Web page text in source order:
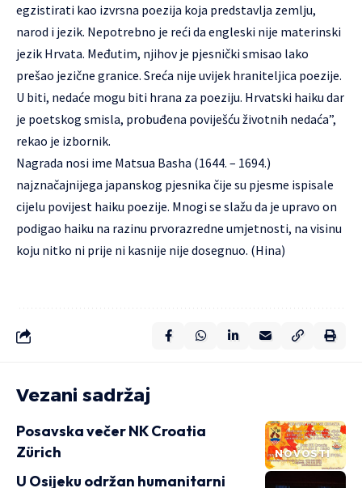
egzistirati kao izvrsna poezija koja predstavlja zemlju,
narod i jezik. Nepotrebno je reći da engleski nije materinski
jezik Hrvata. Međutim, njihov je pjesnički smisao lako
prešao jezične granice. Sreća nije uvijek hraniteljica poezije.
U biti, nedaće mogu biti hrana za poeziju. Hrvatski haiku dar
je poetskog smisla, probuđena poviješću životnih nedaća”,
rekao je izbornik.
Nagrada nosi ime Matsua Basha (1644. – 1694.)
najznačajnijega japanskog pjesnika čije su pjesme ispisale
cijelu povijest haiku poezije. Mnogi se slažu da je upravo on
podigao haiku na razinu prvorazredne umjetnosti, na visinu
koju nitko ni prije ni kasnije nije dosegnuo. (Hina)
Vezani sadržaj
NOVOSTI
Posavska večer NK Croatia
Zürich
U Osijeku održan humanitarni